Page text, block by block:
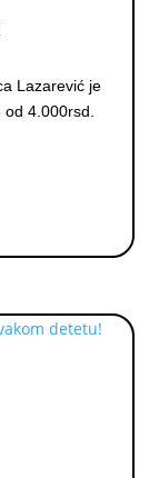
Lazarević je
4.000rsd.